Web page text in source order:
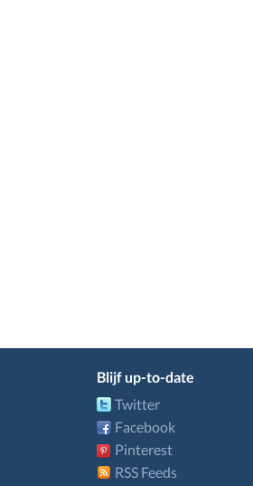
Blijf up-to-date
Twitter
Facebook
Pinterest
RSS Feeds